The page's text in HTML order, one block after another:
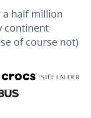
a half million
continent
of course not)